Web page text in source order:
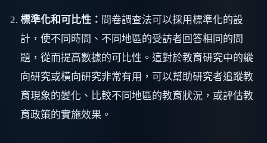
標準化和可比性： 問卷調查法可以採用標準化的設
計，使不同時間、不同地區的受訪者回答相同的問
題，從而提高數據的可比性。這對於教育研究中的縱
向研究或橫向研究非常有用，可以幫助研究者追蹤教
育現象的變化、比較不同地區的教育狀況，或評估教
育政策的實施效果。